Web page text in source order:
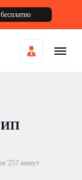
ИП
7 минут